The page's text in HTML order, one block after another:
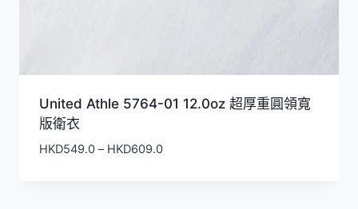
United Athle 5764-01 12.0oz 超厚重圓領寬
版衛衣
HKD549.0 – HKD609.0價